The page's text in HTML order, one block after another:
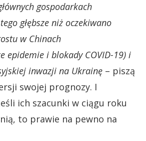
gospodarkach
głębsze niż oczekiwano
w Chinach
epidemie i blokady COVID-19) i
inwazji na Ukrainę – piszą
swojej prognozy. I
ich szacunki w ciągu roku
to prawie na pewno na